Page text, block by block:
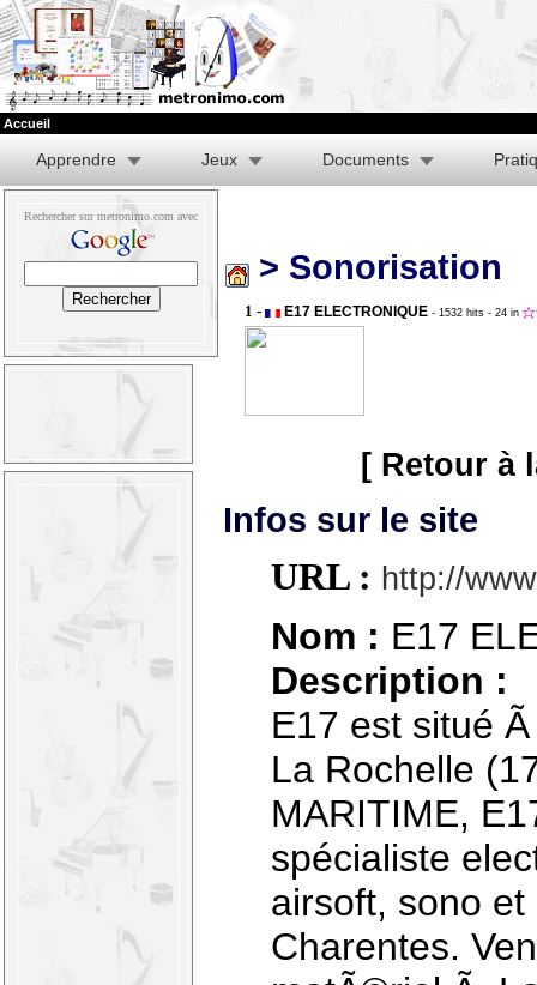
Accueil
Apprendre Jeux Documents
Rechercher sur metronimo.com avec
> Sonorisation
1 - E17 ELECTRONIQUE - 1532 hits- 24 in
[ Retour à
Infos sur le site
URL : http://
Nom : E17
Description :
E17 est situé
La Rochelle
MARITIME,
spécialiste
airsoft, sono
Charentes.